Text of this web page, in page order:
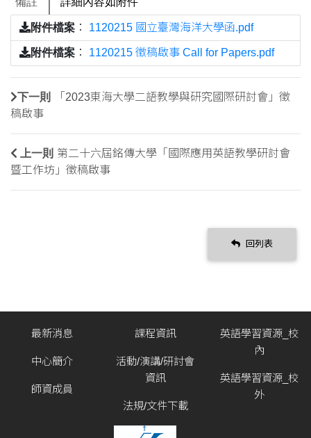
附件檔案 ： 1120215 國立臺灣海洋大學函.pdf
附件檔案 ： 1120215 徵稿啟事 Call for Papers.pdf
下一則
「2023東海大學二語教學與研究國際研討會」徵
稿啟事
上一則 第二十六屆銘傳大學「國際應用英語教學研討會
暨工作坊」徵稿啟事
回列表
最新消息
中心簡介
師資成員
課程資訊
活動/演講/研討會
資訊
法規/文件下載
英語學習資源_校
內
英語學習資源_校
外